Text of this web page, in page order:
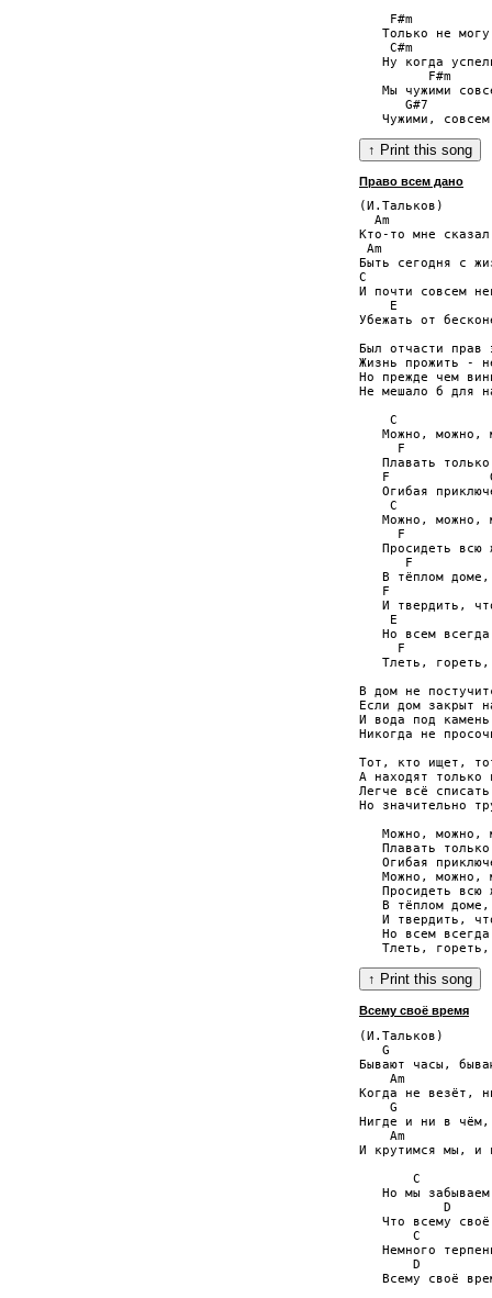
    F#m
Только не
    C#m
Ну когда
         F#m
Мы чужими
G#7
Право всем дано
(И.Тальков)
Am
Кто-то мне
Am
Быть сегодня с
C
И почти совсем
E
Убежать от
Был отчасти
Жизнь прожить -
Но прежде чем
Не мешало б для
    C
Можно, можно,
F
Плавать
F
Огибая
    C
Можно, можно,
F
Просидеть всю
F
В тёплом
   F
И твердить,
    E
Но всем
F
Тлеть,
В дом не
Если дом закрыт
И вода под
Никогда не
Тот, кто ищет,
А находят только
Легче всё
Но значительно
Можно, можно,
Плавать
Огибая
Можно, можно,
Просидеть всю
В тёплом
И твердить,
Но всем
Всему своё время
(И.Тальков)
G
Бывают часы,
Am
Когда не везёт,
G
Нигде и ни в
Am
И крутимся мы, и
C
Но мы
D
Что всему
C
Немного
D
Всему своё